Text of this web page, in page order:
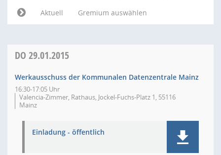
Aktuell
Gremium auswählen
DO 29.01.2015
Werkausschuss der Kommunalen Datenzentrale Mainz
16:30-17:05 Uhr
Valencia-Zimmer, Rathaus, Jockel-Fuchs-Platz 1, 55116
Mainz
Einladung - öffentlich